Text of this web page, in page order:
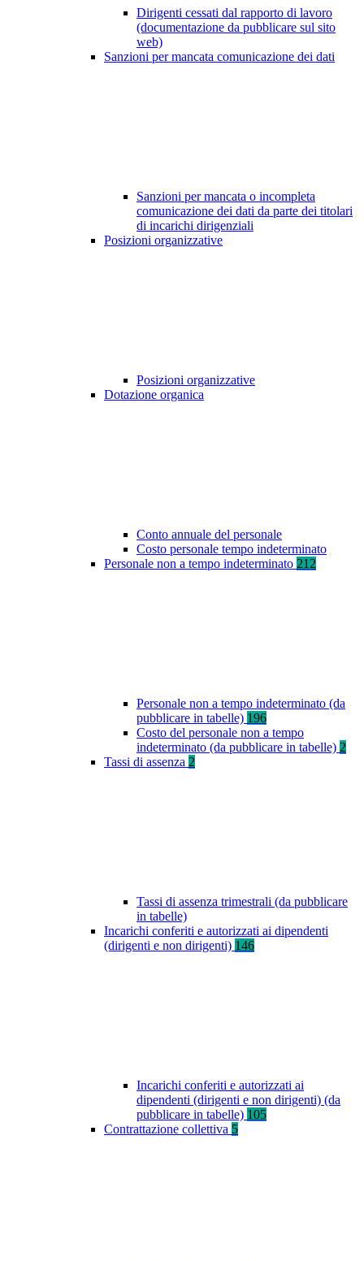
Dirigenti cessati dal rapporto di lavoro
(documentazione da pubblicare sul sito
web)
Sanzioni per mancata comunicazione dei dati
Sanzioni per mancata o incompleta
comunicazione dei dati da parte dei titolari
di incarichi dirigenziali
Posizioni organizzative
Posizioni organizzative
Dotazione organica
Conto annuale del personale
Costo personale tempo indeterminato
Personale non a tempo indeterminato 212
Personale non a tempo indeterminato (da
pubblicare in tabelle) 196
Costo del personale non a tempo
indeterminato (da pubblicare in tabelle) 2
Tassi di assenza 2
Tassi di assenza trimestrali (da pubblicare
in tabelle)
Incarichi conferiti e autorizzati ai dipendenti
(dirigenti e non dirigenti) 146
Incarichi conferiti e autorizzati ai
dipendenti (dirigenti e non dirigenti) (da
pubblicare in tabelle) 105
Contrattazione collettiva 5